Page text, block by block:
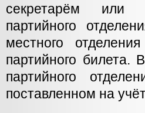
секретарём или
партийного
местного
партийного
партийного
поставленном на